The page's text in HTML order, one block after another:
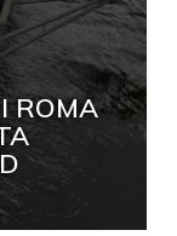
ROMA